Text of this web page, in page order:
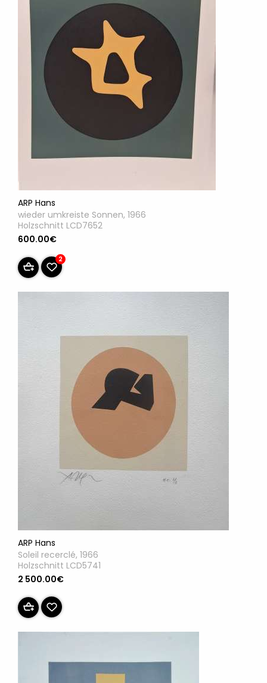
ARP Hans
wieder umkreiste Sonnen, 1966
Holzschnitt LCD7652
600.00€
2
ARP Hans
Soleil recerclé, 1966
Holzschnitt LCD5741
2 500.00€